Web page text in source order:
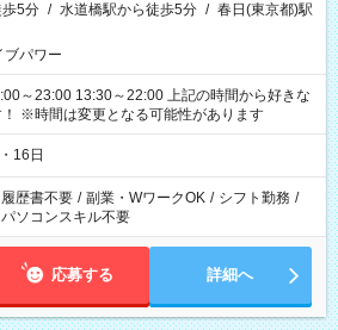
5分 / 水道橋駅から徒歩5分 / 春日(東京都)駅
ブパワー
13:30～22:00 上記の時間から好きな
※時間は変更となる可能性があります
16日
履歴書不要 / 副業・WワークOK / シフト勤務 /
パソコンスキル不要
応募する 詳細へ